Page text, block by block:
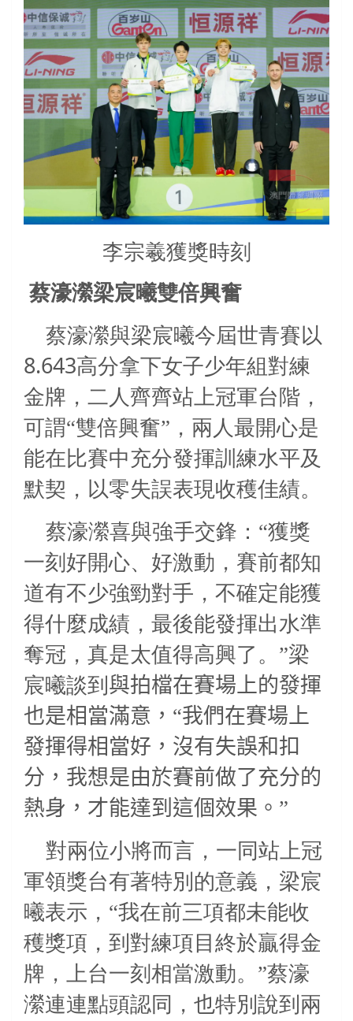
李宗羲獲獎時刻
蔡濠瀠梁宸曦雙倍興奮
蔡濠瀠與梁宸曦今屆世青賽以
8.643高分拿下女子少年組對練
金牌，二人齊齊站上冠軍台階，
可謂“雙倍興奮”，兩人最開心是
能在比賽中充分發揮訓練水平及
默契，以零失誤表現收穫佳績。
蔡濠瀠喜與強手交鋒：“獲獎
一刻好開心、好激動，賽前都知
道有不少強勁對手，不確定能獲
得什麼成績，最後能發揮出水準
奪冠，真是太值得高興了。”梁
宸曦談到 與拍檔在賽場上的發揮
也是相當滿意，“我們在賽場上
發揮得相當好，沒有失誤和扣
分，我想是由於賽前做了充分的
熱身，才能達到這個效果。”
對兩位小將而言，一同站上冠
軍領獎台有著特別的意義，梁宸
曦表示，“我在前三項都未能收
穫獎項，到對練項目終於贏得金
牌，上台一刻相當激動。”蔡濠
瀠連連點頭認同，也特別說到兩